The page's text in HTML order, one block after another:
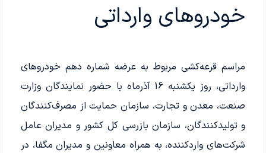
خودروهای وارداتی
مراسم قرعه‌کشی مربوط به عرضه شماره دهم خودروهای
وارداتی، روز یکشنبه 16 آذرماه با حضور نمایندگان وزارت
صنعت، معدن و تجارت، سازمان حمایت از مصرف‌کنندگان
و تولیدکنندگان، سازمان بازرسی کل کشور و مدیران عامل
شرکت‌های واردکننده، به همراه معاونین و مدیران مگفا، در